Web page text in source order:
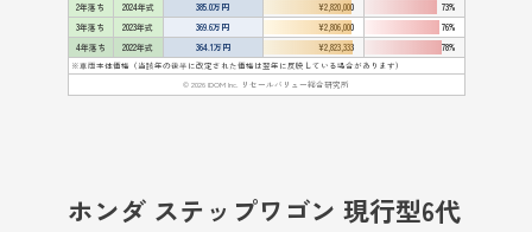
2年落ち
2024年式 385.0万円 ¥2,820,000
73%
3年落ち
2023年式 369.6万円 ¥2,806,000
76%
4年落ち
2022年式 364.1万円 ¥2,823,333
78%
※車両本体価格（当該年の後半に改定された価格は翌年に反映している場合があります）
© 2026 IDOM Inc. リセールバリュー総合研究所
ホンダ ステップワゴン 現行型6代